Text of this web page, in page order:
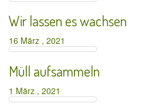
Wir lassen es wachsen
16 März , 2021
Müll aufsammeln
1 März , 2021